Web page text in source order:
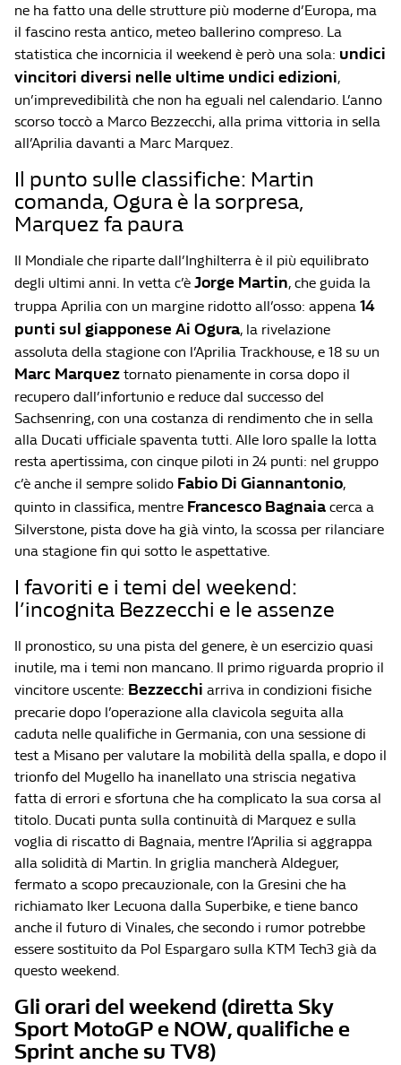
ne ha fatto una delle strutture più moderne d’Europa, ma
il fascino resta antico, meteo ballerino compreso. La
statistica che incornicia il weekend è però una sola: undici
vincitori diversi nelle ultime undici edizioni,
un’imprevedibilità che non ha eguali nel calendario. L’anno
scorso toccò a Marco Bezzecchi, alla prima vittoria in sella
all’Aprilia davanti a Marc Marquez.
Il punto sulle classifiche: Martin
comanda, Ogura è la sorpresa,
Marquez fa paura
Il Mondiale che riparte dall’Inghilterra è il più equilibrato
degli ultimi anni. In vetta c’è Jorge Martin, che guida la
truppa Aprilia con un margine ridotto all’osso: appena 14
punti sul giapponese Ai Ogura, la rivelazione
assoluta della stagione con l’Aprilia Trackhouse, e 18 su un
Marc Marquez tornato pienamente in corsa dopo il
recupero dall’infortunio e reduce dal successo del
Sachsenring, con una costanza di rendimento che in sella
alla Ducati ufficiale spaventa tutti. Alle loro spalle la lotta
resta apertissima, con cinque piloti in 24 punti: nel gruppo
c’è anche il sempre solido Fabio Di Giannantonio,
quinto in classifica, mentre Francesco Bagnaia cerca a
Silverstone, pista dove ha già vinto, la scossa per rilanciare
una stagione fin qui sotto le aspettative.
I favoriti e i temi del weekend:
l’incognita Bezzecchi e le assenze
Il pronostico, su una pista del genere, è un esercizio quasi
inutile, ma i temi non mancano. Il primo riguarda proprio il
vincitore uscente: Bezzecchi arriva in condizioni fisiche
precarie dopo l’operazione alla clavicola seguita alla
caduta nelle qualifiche in Germania, con una sessione di
test a Misano per valutare la mobilità della spalla, e dopo il
trionfo del Mugello ha inanellato una striscia negativa
fatta di errori e sfortuna che ha complicato la sua corsa al
titolo. Ducati punta sulla continuità di Marquez e sulla
voglia di riscatto di Bagnaia, mentre l’Aprilia si aggrappa
alla solidità di Martin. In griglia mancherà Aldeguer,
fermato a scopo precauzionale, con la Gresini che ha
richiamato Iker Lecuona dalla Superbike, e tiene banco
anche il futuro di Vinales, che secondo i rumor potrebbe
essere sostituito da Pol Espargaro sulla KTM Tech3 già da
questo weekend.
Gli orari del weekend (diretta Sky
Sport MotoGP e NOW, qualifiche e
Sprint anche su TV8)